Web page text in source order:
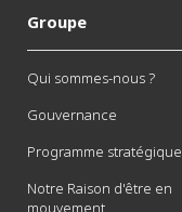
Groupe
Qui sommes-nous ?
Gouvernance
Programme stratégique
Notre Raison d'être en
mouvement